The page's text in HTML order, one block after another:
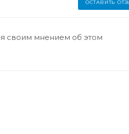
ОСТАВИТЬ
своим мнением об этом